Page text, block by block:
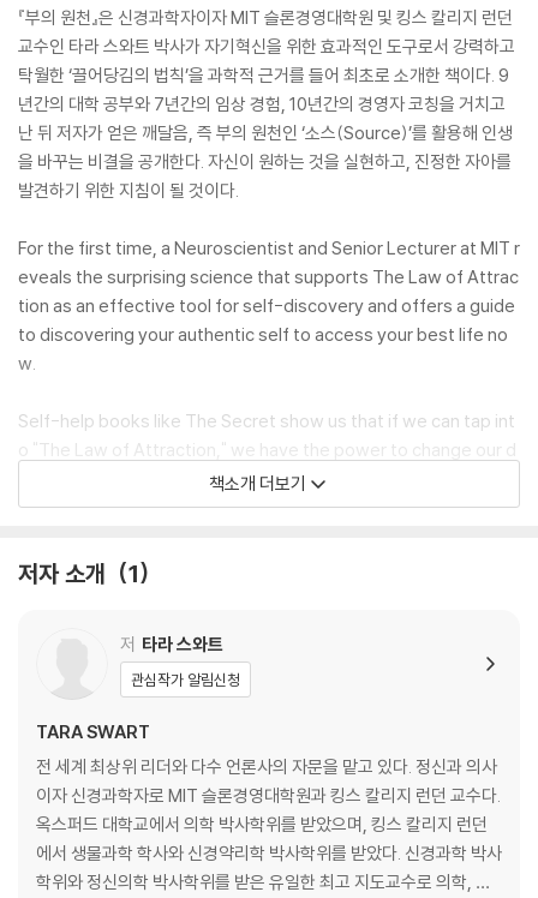
『부의 원천』은 신경과학자이자 MIT 슬론경영대학원 및 킹스 칼리지 런던
교수인 타라 스와트 박사가 자기혁신을 위한 효과적인 도구로서 강력하고
탁월한 ‘끌어당김의 법칙’을 과학적 근거를 들어 최초로 소개한 책이다. 9
년간의 대학 공부와 7년간의 임상 경험, 10년간의 경영자 코칭을 거치고
난 뒤 저자가 얻은 깨달음, 즉 부의 원천인 ‘소스(Source)’를 활용해 인생
을 바꾸는 비결을 공개한다. 자신이 원하는 것을 실현하고, 진정한 자아를
발견하기 위한 지침이 될 것이다.
For the first time, a Neuroscientist and Senior Lecturer at MIT r
eveals the surprising science that supports The Law of Attrac
tion as an effective tool for self-discovery and offers a guide
to discovering your authentic self to access your best life no
w.
Self-help books like The Secret show us that if we can tap int
o "The Law of Attraction," we have the power to change our d
estiny simply by reshaping our mind. Millions of people have u
sed the ancient systems of manifestation and visualization to
oes the "Law of Attraction" actually work? And more importan
As Dr. Tara Swart, psychiatrist, neuroscientist, and Senior Lec
kepticism, these ancient tools of manifestation and visualizati
on are fundamentally powerful and incredibly effective at free
ing us of self-limiting behaviors and propelling us toward our t
ruest, most authentic selves. Swart reveals how and why thes
e systems actually work by offering the latest breakthroughs
in neuroscience and behavioral psychology, including lessons i
책소개 더보기
저자 소개 1
저 타라 스와트
관심작가 알림신청
TARA SWART
전 세계 최상위 리더와 다수 언론사의 자문을 맡고 있다. 정신과 의사
이자 신경과학자로 MIT 슬론경영대학원과 킹스 칼리지 런던 교수다.
옥스퍼드 대학교에서 의학 박사학위를 받았으며, 킹스 칼리지 런던
에서 생물과학 학사와 신경약리학 박사학위를 받았다. 신경과학 박사
학위와 정신의학 박사학위를 받은 유일한 최고 지도교수로 의학, 과